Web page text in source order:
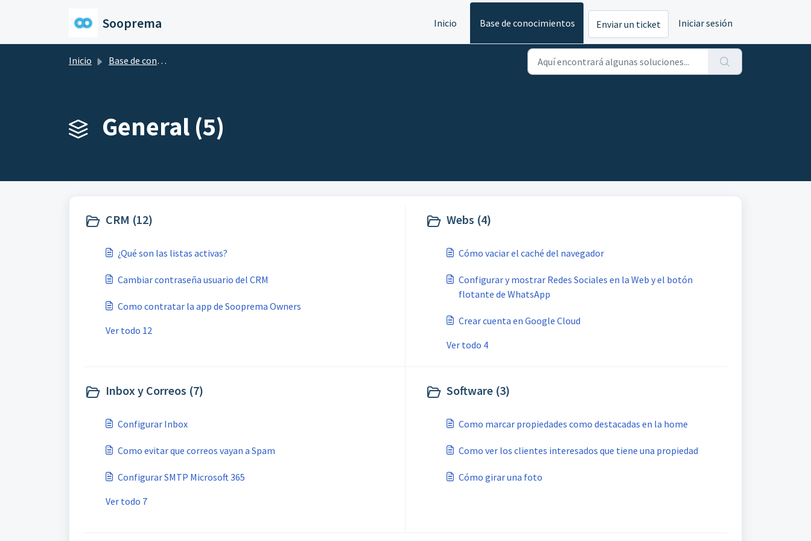
Sooprema Inicio Base de conocimientos Enviar un ticket Iniciar sesión
Inicio Base de conocimientos
General (5)
CRM (12)
¿Qué son las listas activas?
Cambiar contraseña usuario del CRM
Como contratar la app de Sooprema Owners
Ver todo 12
Webs (4)
Cómo vaciar el caché del navegador
Configurar y mostrar Redes Sociales en la Web y el botón
flotante de WhatsApp
Crear cuenta en Google Cloud
Ver todo 4
Inbox y Correos (7)
Configurar Inbox
Como evitar que correos vayan a Spam
Configurar SMTP Microsoft 365
Ver todo 7
Software (3)
Como marcar propiedades como destacadas en la home
Como ver los clientes interesados que tiene una propiedad
Cómo girar una foto